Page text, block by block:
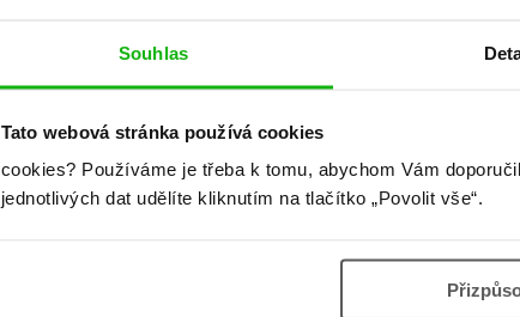
Souhlas
Tato webová stránka používá cookies
cookies? Používáme je třeba k tomu, abychom Vám
jednotlivých dat udělíte kliknutím na tlačítko „Povolit vše“.